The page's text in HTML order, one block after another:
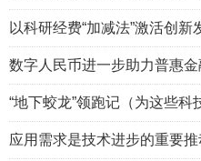
以科研经费“加减法”激活创新
数字人民币进一步助力普惠金
“地下蛟龙”领跑记（为这些科
应用需求是技术进步的重要推